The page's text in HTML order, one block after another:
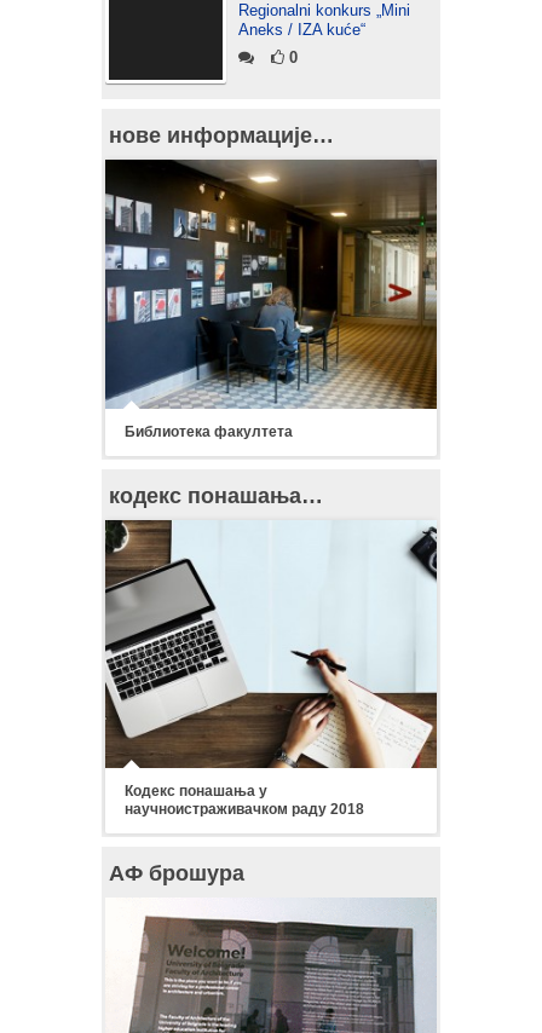
Regionalni konkurs „Mini
Aneks / IZA kuće“
0
нове информације…
Библиотека факултета
кодекс понашања…
Кодекс понашања у
научноистраживачком раду 2018
АФ брошура